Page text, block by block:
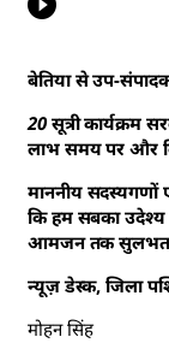
बेतिया से उप-
20 सूत्री कार्यक्रम
लाभ समय पर और
माननीय सदस्यगणों
कि हम सबका उदेश्य
आमजन तक सुलभता
न्यूज़ डेस्क, जिला
मोहन सिंह